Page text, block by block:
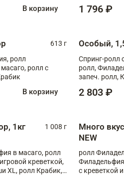
В корзину 1 796 ₽
613 г
ролл
ролл с
В корзину
Особый,
Спринг-ролл
ролл,
запеч. ролл,
Флорида
2 803 ₽
1кг
1 008 г
в масаго, ролл
креветкой,
XL, ролл Крабик,
Много
NEW
ролл
с креветкой